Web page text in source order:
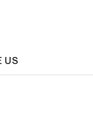
US